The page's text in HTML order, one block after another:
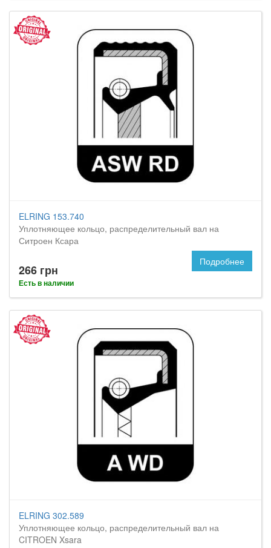
ELRING 153.740
Уплотняющее кольцо, распределительный вал на
Ситроен Ксара
266 грн
Есть в наличии
Подробнее
ELRING 302.589
Уплотняющее кольцо, распределительный вал на
CITROEN Xsara